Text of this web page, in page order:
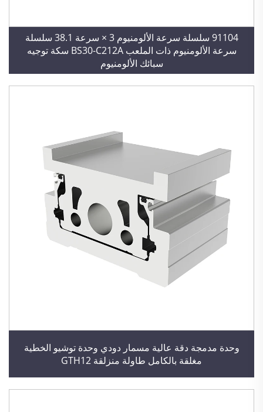
91104 سلسلة سرعة الألومنيوم 3 × سرعة 38.1 سلسلة
سرعة الألومنيوم ذات الملعب BS30-C212A سكة توجيه
سبائك الألومنيوم
وحدة مدمجة دقة عالية مسمار دودي وحدة توشيو الخطية
مغلقة بالكامل طاولة منزلقة GTH12